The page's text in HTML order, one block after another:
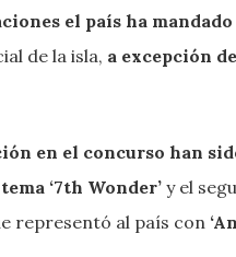
el país ha
de la isla, a excepción
en el concurso han
‘7th Wonder’y el
representó al país con